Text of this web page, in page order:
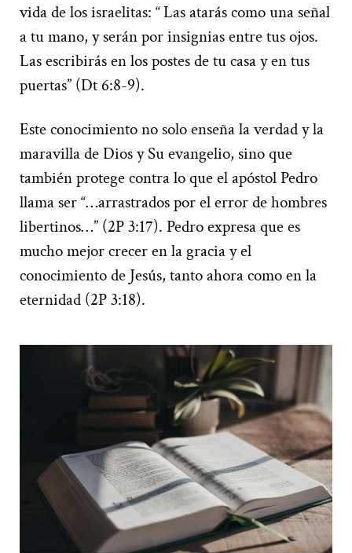
vida de los israelitas: “Las atarás como una señal
a tu mano, y serán por insignias entre tus ojos.
Las escribirás en los postes de tu casa y en tus
puertas” (Dt 6:8-9).
Este conocimiento no solo enseña la verdad y la
maravilla de Dios y Su evangelio, sino que
también protege contra lo que el apóstol Pedro
llama ser “…arrastrados por el error de hombres
libertinos…” (2P 3:17). Pedro expresa que es
mucho mejor crecer en la gracia y el
conocimiento de Jesús, tanto ahora como en la
eternidad (2P 3:18).